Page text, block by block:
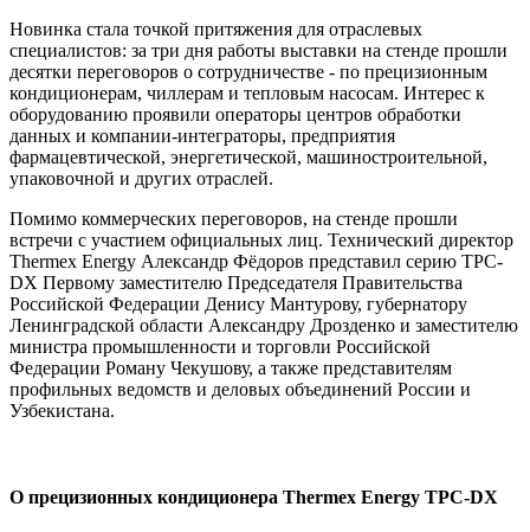
Новинка стала точкой притяжения для отраслевых
специалистов: за три дня работы выставки на стенде прошли
десятки переговоров о сотрудничестве - по прецизионным
кондиционерам, чиллерам и тепловым насосам. Интерес к
оборудованию проявили операторы центров обработки
данных и компании-интеграторы, предприятия
фармацевтической, энергетической, машиностроительной,
упаковочной и других отраслей.
Помимо коммерческих переговоров, на стенде прошли
встречи с участием официальных лиц. Технический директор
Thermex Energy Александр Фёдоров представил серию TPC-
DX Первому заместителю Председателя Правительства
Российской Федерации Денису Мантурову, губернатору
Ленинградской области Александру Дрозденко и заместителю
министра промышленности и торговли Российской
Федерации Роману Чекушову, а также представителям
профильных ведомств и деловых объединений России и
Узбекистана.
О прецизионных кондиционера Thermex Energy TPC-DX